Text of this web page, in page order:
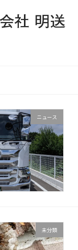
ニュース
未分類